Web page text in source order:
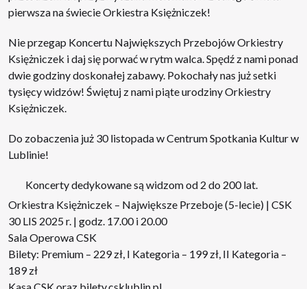
pierwsza na świecie Orkiestra Księżniczek!
Nie przegap Koncertu Największych Przebojów Orkiestry
Księżniczek i daj się porwać w rytm walca. Spędź z nami ponad
dwie godziny doskonałej zabawy. Pokochały nas już setki
tysięcy widzów! Świętuj z nami piąte urodziny Orkiestry
Księżniczek.
Do zobaczenia już 30 listopada w Centrum Spotkania Kultur w
Lublinie!
Koncerty dedykowane są widzom od 2 do 200 lat.
Orkiestra Księżniczek – Największe Przeboje (5-lecie) | CSK
30 LIS 2025 r. | godz. 17.00 i 20.00
Sala Operowa CSK
Bilety: Premium – 229 zł, I Kategoria – 199 zł, II Kategoria –
189 zł